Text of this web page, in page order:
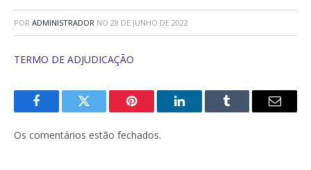
POR ADMINISTRADOR NO 28 DE JUNHO DE 2022
TERMO DE ADJUDICAÇÃO
FacebookTwitter Pinterest O
Tumblr
E-
Os comentários estão fechados.